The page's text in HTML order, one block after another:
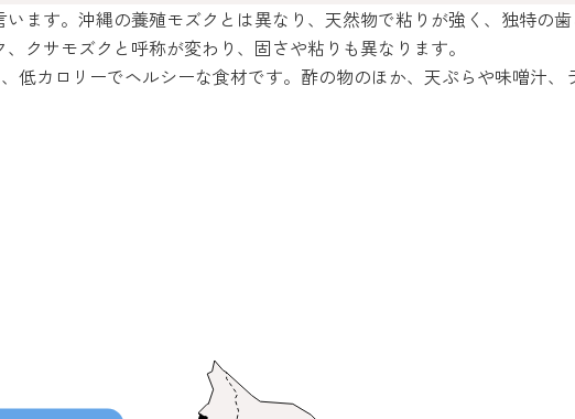
ます。沖縄の養殖モズクとは異なり、天然物で粘りが強く、独特の歯
クサモズクと呼称が変わり、固さや粘りも異なります。
低カロリーでヘルシーな食材です。酢の物のほか、天ぷらや味噌汁、